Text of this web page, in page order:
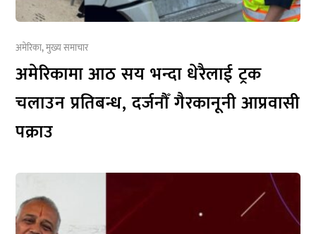
अमेरिका,मुख्य समाचार
अमेरिकामा आठ सय भन्दा धेरैलाई ट्रक
चलाउन प्रतिबन्ध, दर्जनौँ गैरकानूनी आप्रवासी
पक्राउ